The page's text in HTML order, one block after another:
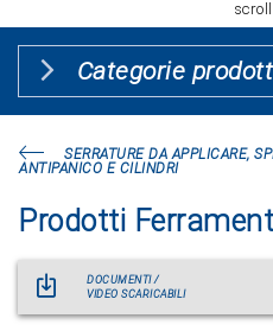
scroll
Categorie
SERRATURE DA APPLICARE,
ANTIPANICO E CILINDRI
Prodotti
DOCUMENTI /
VIDEO SCARICABILI